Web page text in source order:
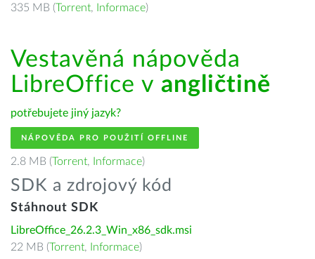
335 MB (Torrent, Informace)
Vestavěná nápověda
LibreOffice v angličtině
potřebujete jiný jazyk?
NÁPOVĚDA PRO POUŽITÍ OFFLINE
2.8 MB (Torrent, Informace)
SDK a zdrojový kód
Stáhnout SDK
LibreOffice_26.2.3_Win_x86_sdk.msi
22 MB (Torrent, Informace)